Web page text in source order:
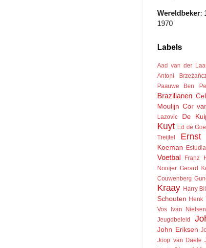
Wereldbeker:
1970
Labels
Aad van der
Antoni
Paauwe
Ben
Brazilianen
Moulijn Cor
Lazovic
De
Kuyt Ed de
Treijtel
Ernst
Koeman
Voetbal
Franz
Nooijer Gerard
Couwenberg
Kraay Harry
Schouten Henk
Vos
Ivan Nielsen
Jeugdbeleid
John Eriksen
Joop van Daele